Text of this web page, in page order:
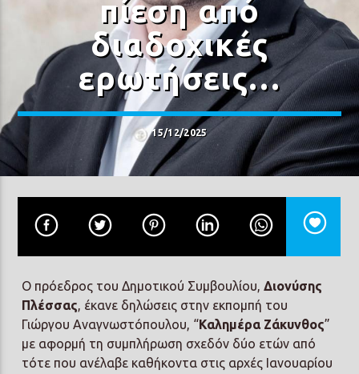
Prisma Radio 90,2
πίεση από
διαδοχικές
ερωτήσεις…
15/12/2025
Ο πρόεδρος του Δημοτικού Συμβουλίου,Διονύσης
Πλέσσας, έκανε δηλώσεις στην εκπομπή του
Γιώργου Αναγνωστόπουλου, “Καλημέρα Ζάκυνθος”
με αφορμή τη συμπλήρωση σχεδόν δύο ετών από
τότε που ανέλαβε καθήκοντα στις αρχές Ιανουαρίου